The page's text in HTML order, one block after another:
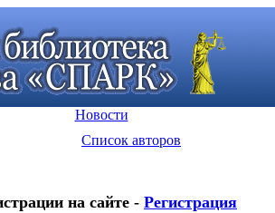
Новости
Список авторов
на сайте - Регистрация